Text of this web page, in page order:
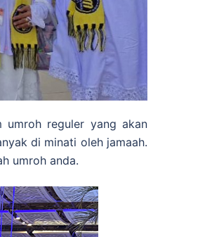
umroh reguler yang akan
di minati oleh jamaah.
umroh anda.